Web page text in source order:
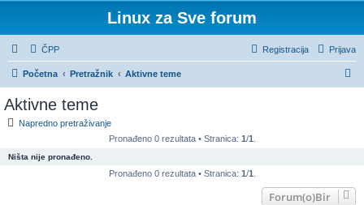
Linux za Sve forum
ČPP Prijava
Registracija
Početna Pretražnik Aktivne teme
ž
Aktivne teme
Napredno pretraživanje
Pronađeno 0 rezultata • Stranica: 1/1
Ništa nije pronađeno.
Pronađeno 0 rezultata • Stranica: 1/1
Forum(o)Bir